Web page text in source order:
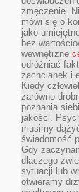
zmęczenie.
mówi się o
jako
bez
wewnętrzne
odróżniać
zachcianek i
Kiedy
zarówno
poznania
jakości.
musimy
świadomość
Gdy
dlaczego
sytuacji lub
otwieramy